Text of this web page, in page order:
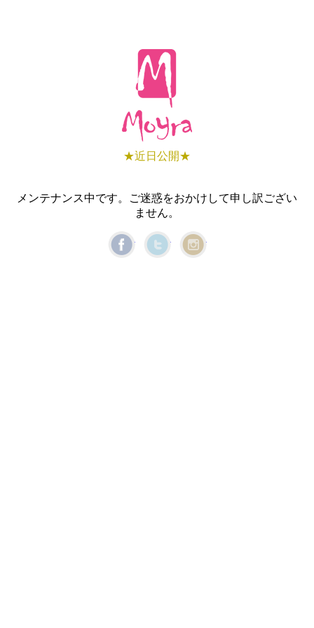
★近日公開★
メンテナンス中です。ご迷惑をおかけして申し訳ござい
ません。
Facebook Twitter